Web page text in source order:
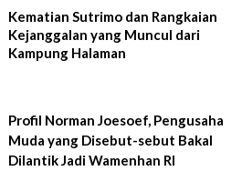
Kematian Sutrimo dan Rangkaian
Kejanggalan yang Muncul dari
Kampung Halaman
Profil Norman Joesoef, Pengusaha
Muda yang Disebut-sebut Bakal
Dilantik Jadi Wamenhan RI